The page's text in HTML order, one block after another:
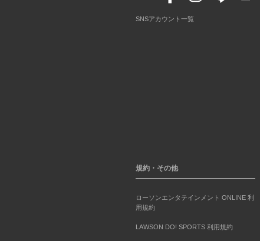
SNSアカウント一覧
規約・その他
ローソンエンタテインメント ONLINE 利
用規約
LAWSON DO! SPORTS 利用規約